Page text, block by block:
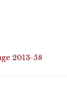
2013-58